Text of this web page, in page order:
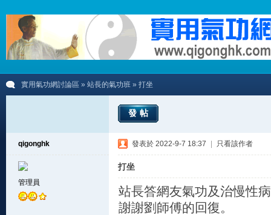
實用氣功網討論區 » 站長的氣功班 » 打坐
發帖
qigonghk
管理員
發表於 2022-9-7 18:37 只看該作者
打坐
站長答網友氣功及治慢性
謝謝劉師傅的回復。